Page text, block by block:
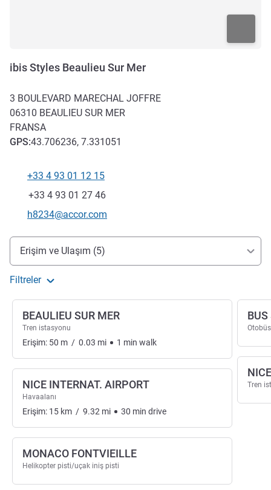
ibis Styles Beaulieu Sur Mer
3 BOULEVARD MARECHAL JOFFRE
06310 BEAULIEU SUR MER
FRANSA
GPS:43.706236, 7.331051
Telefon
+33 4 93 01 12 15
Faks
+33 4 93 01 27 46
İletişim için e-posta
h8234@accor.com
Erişim ve ulaşım
Erişim ve Ulaşım (5)
Filtreler
BEAULIEU SUR MER
Tren istasyonu
Erişim: 50 m / 0.03 mi 1 min walk
NICE INTERNAT. AIRPORT
Havaalanı
Erişim: 15 km / 9.32 mi 30 min drive
MONACO FONTVIEILLE
Helikopter pisti/uçak iniş pisti
BUS
NICE
Tren